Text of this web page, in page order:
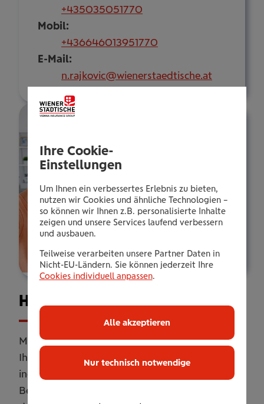
+435035051770
Mobil:
+436646013951770
E-Mail:
n.rajkovic@wienerstaedtische.at
Haus­halts­ver­si­che­rung
Mit unserer Haushaltsversicherung sichern Sie
Ihr Zuhause umfassend ab. Online oder
individuell erweitert mit persönlicher
Betreuung. Flexibel anpassbar, damit Sie genau
Ihre Cookie-
Einstellungen
Um Ihnen ein verbessertes Erlebnis zu bieten,
nutzen wir Cookies und ähnliche Technologien –
so können wir Ihnen z.B. personalisierte Inhalte
zeigen und unsere Services laufend verbessern
und ausbauen.
Teilweise verarbeiten unsere Partner Daten in
Nicht-EU-Ländern. Sie können jederzeit Ihre
Cookies individuell anpassen.
Nur technisch notwendige
Alle akzeptieren